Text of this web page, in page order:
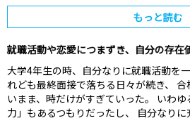
もっと読む
就職活動や恋愛につまずき、自分の存在
大学4年生の時、自分なりに就職活動を
れども最終面接で落ちる日々が続き、
いまま、時だけがすぎていった。 いわ
力」もあるつもりだったし、 自分なり